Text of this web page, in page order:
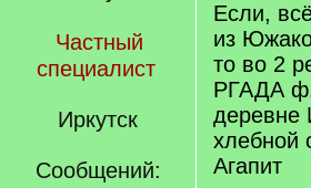
Частный
специалист
Иркутск
Сообщений:
Если,
из
то во 2
РГАДА
деревне
хлебной
Агапит